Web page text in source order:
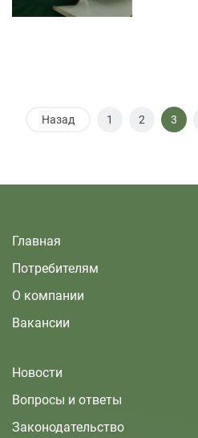
Назад 1 2 3
Главная
Потребителям
О компании
Вакансии
Новости
Вопросы и ответы
Законодательство